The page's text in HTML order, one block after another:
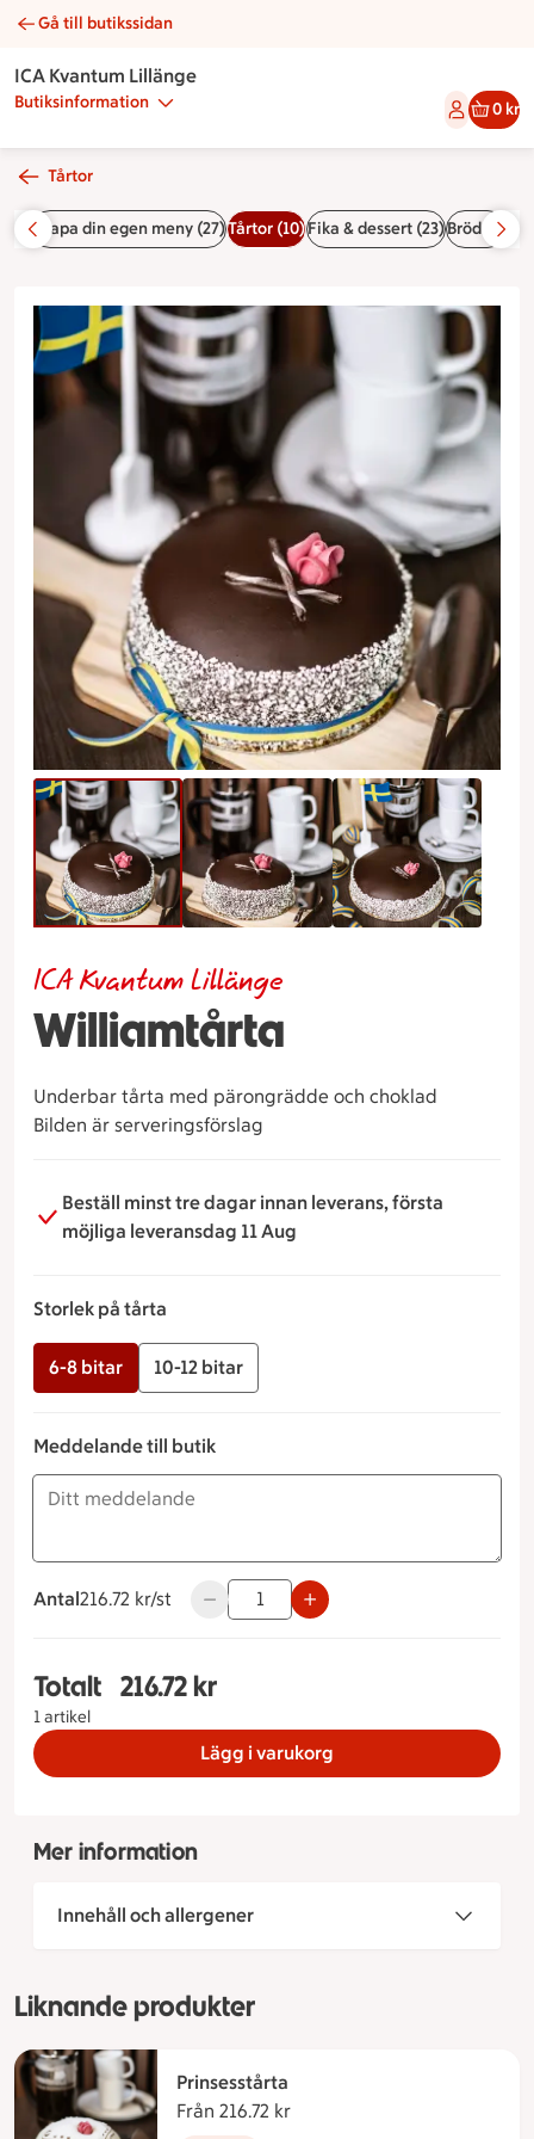
Williamtårta | Catering ICA Kvantum Lillänge
Gå till butikssidan
ICA Kvantum Lillänge
Butiksinformation 0 kr
Tårtor
(5)Skapa din egen meny (27)Tårtor (10)Fika & dessert (23)Bröd (7)
Williamtårta
ICA Kvantum Lillänge
Underbar tårta med pärongrädde och choklad
Bilden är serveringsförslag
Beställ minst tre dagar innan leverans, första
möjliga leveransdag 11 Aug
Storlek på tårta
6-8 bitar 10-12 bitar
Meddelande till butik
Antal
216.72 kronor styck
216.72 kr/st Använd knapparna för att minska
Totalt
1 artikel
Totalt 1 stycken Williamtårta Storlek på tårta 6-
216.72 kr
Lägg i varukorg
Mer information
Innehåll och allergener
Liknande produkter
Prinsesstårta
Från 216.72 kr